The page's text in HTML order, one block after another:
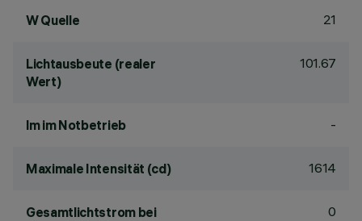
W Quelle 21
Lichtausbeute (realer
Wert)
101.67
lm im Notbetrieb -
Maximale Intensität (cd) 1614
Gesamtlichtstrom bei
0